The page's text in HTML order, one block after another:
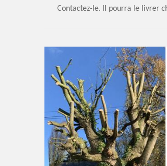
Contactez-le. Il pourra le livrer